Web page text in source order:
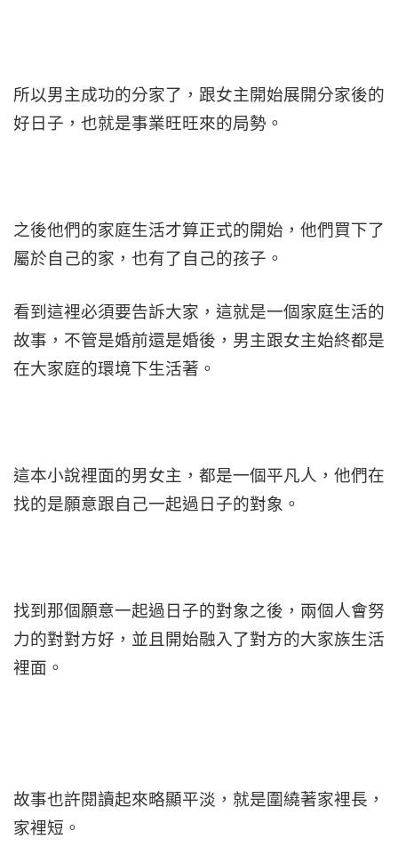
所以男主成功的分家了，跟女主開始展開分家後的
好日子，也就是事業旺旺來的局勢。
之後他們的家庭生活才算正式的開始，他們買下了
屬於自己的家，也有了自己的孩子。
看到這裡必須要告訴大家，這就是一個家庭生活的
故事，不管是婚前還是婚後，男主跟女主始終都是
在大家庭的環境下生活著。
這本小說裡面的男女主，都是一個平凡人，他們在
找的是願意跟自己一起過日子的對象。
找到那個願意一起過日子的對象之後，兩個人會努
力的對對方好，並且開始融入了對方的大家族生活
裡面。
故事也許閱讀起來略顯平淡，就是圍繞著家裡長，
家裡短。